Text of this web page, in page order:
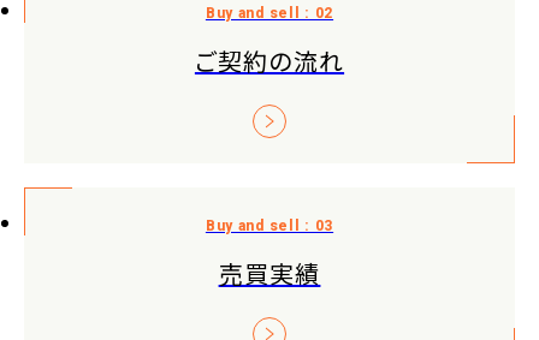
ご契約の流れ
売買実績